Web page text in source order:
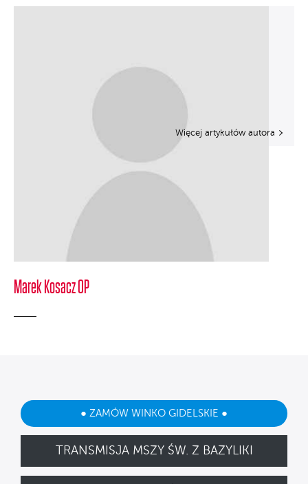
Marek Kosacz OP
Więcej artykułów autora
● ZAMÓW WINKO GIDELSKIE ●
TRANSMISJA MSZY ŚW. Z BAZYLIKI